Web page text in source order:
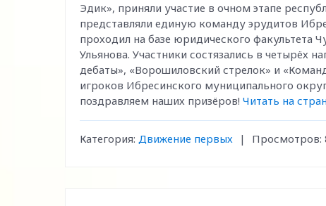
Эдик», приняли участие в очном этапе
представляли единую команду эрудитов
проходил на базе юридического факультета
Ульянова. Участники состязались в четырёх
дебаты», «Ворошиловский стрелок» и
игроков Ибресинского муниципального
поздравляем наших призёров! Читать на
Категория: Движение первых | Просмотров: